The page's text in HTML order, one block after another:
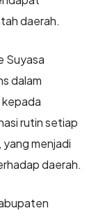
daerah.
Suyasa
dalam
kepada
rutin setiap
menjadi
daerah.